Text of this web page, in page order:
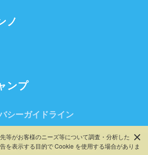
等がお客様のニーズ等について調査・分析した
を表⽰する⽬的で Cookie を使⽤する場合がありま
ノ
ンプ
シーガイドライン
ALL RIGHTS RESERVED.